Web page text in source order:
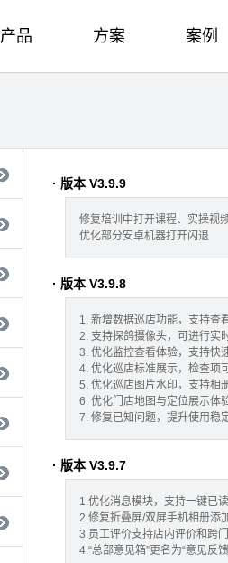
产品 方案 案例
· 版本 V3.9.9
修复培训中打开课程、实操视
优化部分安卓机器打开闪退
· 版本 V3.9.8
1. 新增数据巡店功能，支持查
2. 支持探鸽摄像头，可进行实
3. 优化监控查看体验，支持快
4. 优化巡店标准展示，检查项
5. 优化巡店图片水印，支持相
6. 优化门店地图与定位展示体验
7. 修复已知问题，提升使用稳
· 版本 V3.9.7
1.优化消息模块，支持一键已
2.修复折叠屏/双屏手机相册添
3.员工评价支持店内评价和跨门
4.“总部意见箱”更名为“意见反馈